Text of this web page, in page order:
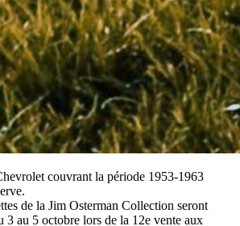
couvrant la période 1953-1963
de la Jim Osterman Collection seront
3 au 5 octobre lors de la 12e vente aux